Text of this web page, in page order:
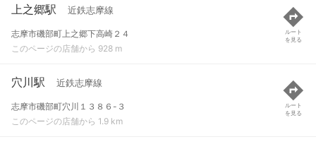
上之郷駅 近鉄志摩線
志摩市磯部町上之郷下高崎２４
このページの店舗から 928 m
ルート
を見る
穴川駅 近鉄志摩線
志摩市磯部町穴川１３８６-３
このページの店舗から 1.9 km
ルート
を見る